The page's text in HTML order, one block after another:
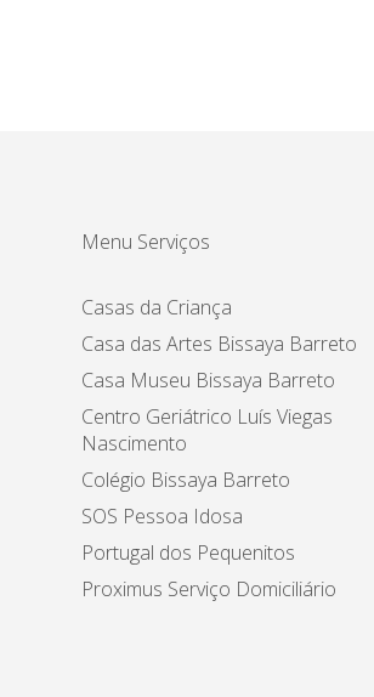
Menu Serviços
Casas da Criança
Casa das Artes Bissaya Barreto
Casa Museu Bissaya Barreto
Centro Geriátrico Luís Viegas
Nascimento
Colégio Bissaya Barreto
SOS Pessoa Idosa
Portugal dos Pequenitos
Proximus Serviço Domiciliário